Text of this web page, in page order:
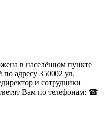
в населённом пункте
адресу 350002 ул.
и сотрудники
Вам по телефонам: ☎